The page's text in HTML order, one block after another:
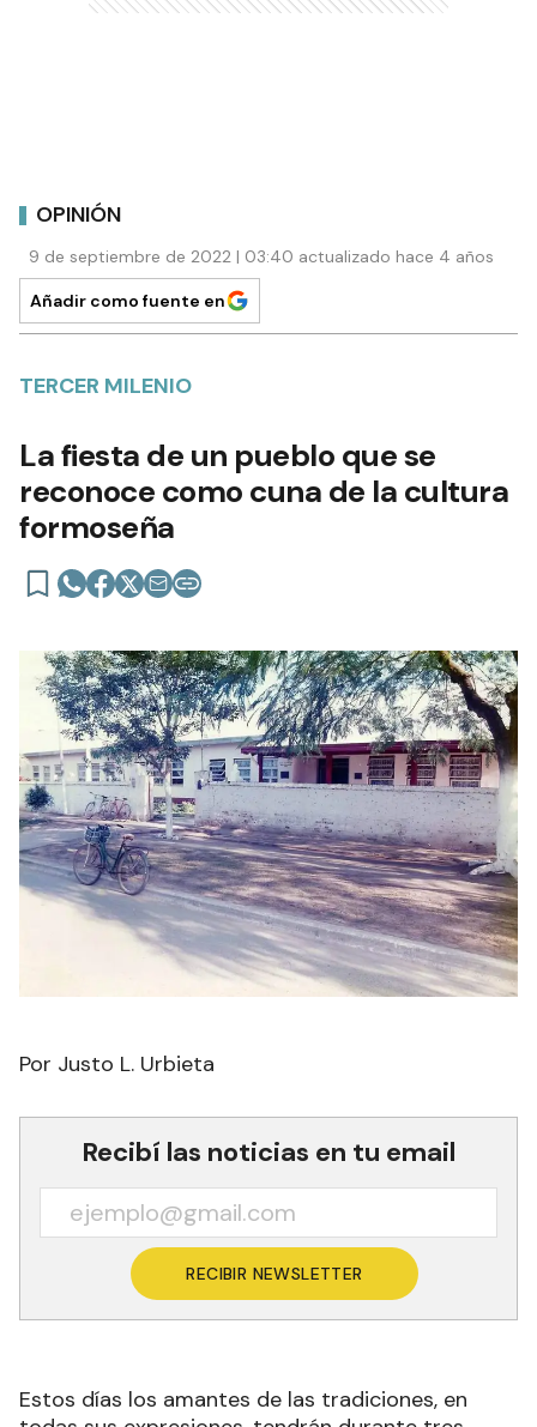
OPINIÓN
9 de septiembre de 2022 | 03:40 actualizado hace 4 años
Añadir como fuente en
TERCER MILENIO
La fiesta de un pueblo que se
reconoce como cuna de la cultura
formoseña
Por Justo L. Urbieta
Recibí las noticias en tu email
RECIBIR NEWSLETTER
Estos días los amantes de las tradiciones, en